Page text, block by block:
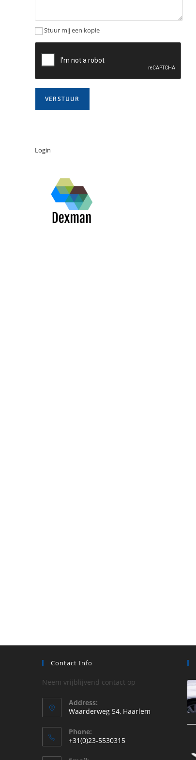
Stuur mij een kopie
Login
Contact Info
Neem vrijblijvend contact op
Address:
Waarderweg 54, Haarlem
Phone:
+31(0)23-5530315